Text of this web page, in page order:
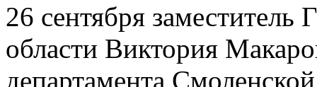
26 сентября заместитель
области Виктория
департамента